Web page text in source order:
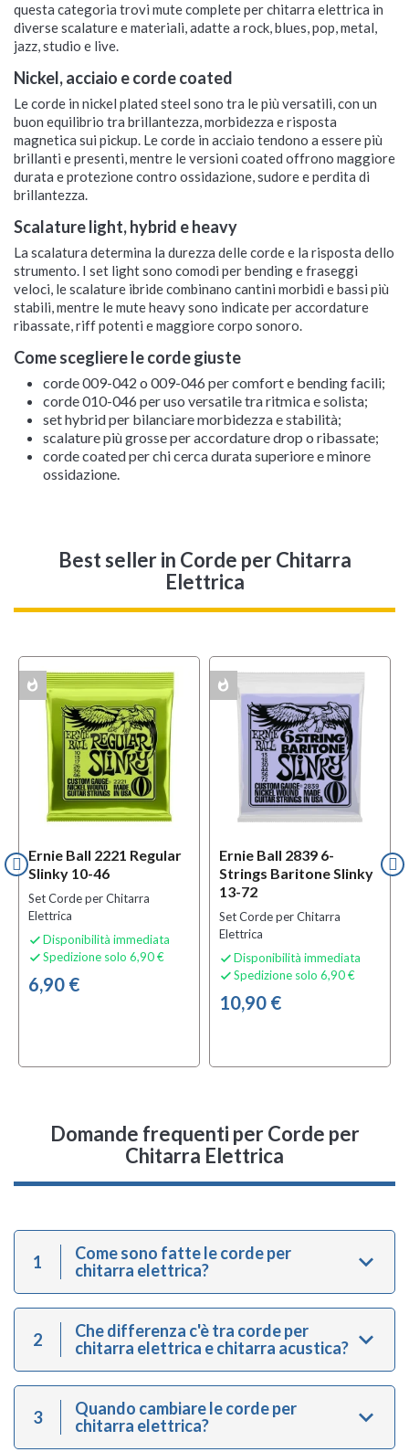
questa categoria trovi mute complete per chitarra elettrica in
diverse scalature e materiali, adatte a rock, blues, pop, metal,
jazz, studio e live.
Nickel, acciaio e corde coated
Le corde in nickel plated steel sono tra le più versatili, con un
buon equilibrio tra brillantezza, morbidezza e risposta
magnetica sui pickup. Le corde in acciaio tendono a essere più
brillanti e presenti, mentre le versioni coated offrono maggiore
durata e protezione contro ossidazione, sudore e perdita di
brillantezza.
Scalature light, hybrid e heavy
La scalatura determina la durezza delle corde e la risposta dello
strumento. I set light sono comodi per bending e fraseggi
veloci, le scalature ibride combinano cantini morbidi e bassi più
stabili, mentre le mute heavy sono indicate per accordature
ribassate, riff potenti e maggiore corpo sonoro.
Come scegliere le corde giuste
corde 009-042 o 009-046 per comfort e bending facili;
corde 010-046 per uso versatile tra ritmica e solista;
set hybrid per bilanciare morbidezza e stabilità;
scalature più grosse per accordature drop o ribassate;
corde coated per chi cerca durata superiore e minore
ossidazione.
Best sellerin Corde per Chitarra
Elettrica
Ernie Ball 2221 Regular
Slinky 10-46
Set Corde per Chitarra
Elettrica
 Disponibilità immediata
 Spedizione solo 6,90 €
6,90 €
whatshot
Ernie Ball 2839 6-
Strings Baritone Slinky
13-72
Set Corde per Chitarra
Elettrica
 Disponibilità immediata
 Spedizione solo 6,90 €
10,90 €
MULTIPACK whatshot
Domande frequenti per Corde per
Chitarra Elettrica
1
Come sono fatte le corde per
chitarra elettrica?
2
Che differenza c'è tra corde per
chitarra elettrica e chitarra acustica?
3
Quando cambiare le corde per
chitarra elettrica?